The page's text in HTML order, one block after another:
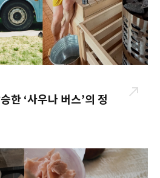
한 ‘사우나 버스’의 정